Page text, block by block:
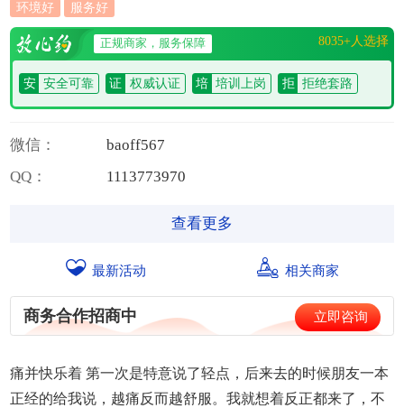
环境好 服务好
正规商家，服务保障 8035+人选择
安 安全可靠 证 权威认证 培 培训上岗 拒 拒绝套路
微信： baoff567
QQ：
1113773970
查看更多
最新活动 相关商家
商务合作招商中 立即咨询
痛并快乐着 第一次是特意说了轻点，后来去的时候朋友一本
正经的给我说，越痛反而越舒服。我就想着反正都来了，不